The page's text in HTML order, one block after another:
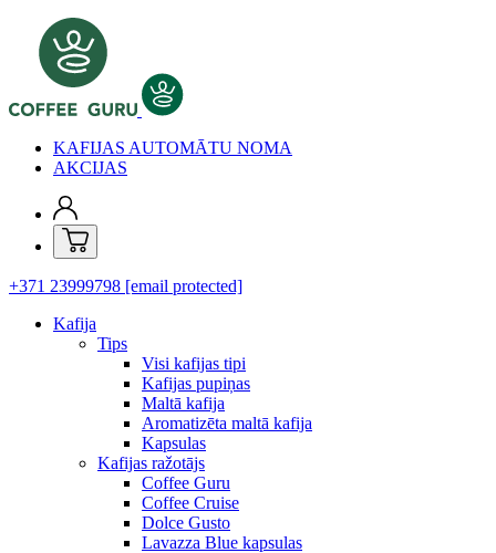
KAFIJAS AUTOMĀTU NOMA
AKCIJAS
+371 23999798 [email protected]
Kafija
Tips
Visi kafijas tipi
Kafijas pupiņas
Maltā kafija
Aromatizēta maltā kafija
Kapsulas
Kafijas ražotājs
Coffee Guru
Coffee Cruise
Dolce Gusto
Lavazza Blue kapsulas